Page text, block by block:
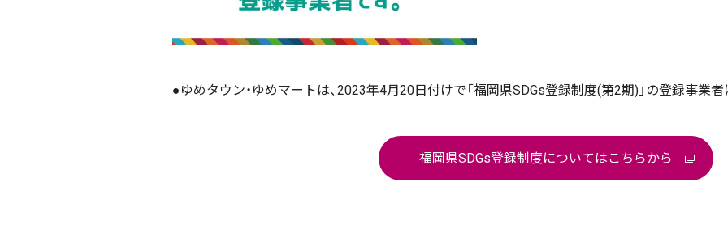
●ゆめタウン・ゆめマートは、2023年4月20日付けで「福岡県SDGs登録制度(第2期)」の登録事業者
福岡県SDGs登録制度についてはこちらから